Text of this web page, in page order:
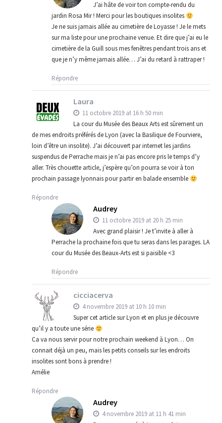
J’ai hâte de voir ton compte-rendu du
jardin Rosa Mir ! Merci pour les boutiques insolites
Je ne suis jamais allée au cimetière de Loyasse ! Je le mets
sur ma liste pour une prochaine venue. Et dire que j’ai eu le
cimetière de la Guill sous mes fenêtres pendant trois ans et
que je n’y même jamais allée… J’ai du retard à rattraper !
Répondre
Laura
11 octobre 2019 at 16 h 50 min
La cour du Musée des Beaux Arts est sûrement un
de mes endroits préférés de Lyon (avec la Basilique de Fourviere,
loin d’être un insolite). J’ai découvert par internet les jardins
suspendus de Perrache mais je n’ai pas encore pris le temps d’y
aller. Très chouette article, j’espère qu’on pourra se voir à ton
prochain passage lyonnais pour partir en balade ensemble
Répondre
Audrey
11 octobre 2019 at 20 h 25 min
Avec grand plaisir ! Je t’invite à aller à
Perrache la prochaine fois que tu seras dans les parages. LA
cour du Musée des Beaux-Arts est si paisible <3
Répondre
cicciacerva
4 novembre 2019 at 10 h 10 min
Super cet article sur Lyon et en plus je découvre
qu’il y a toute une série
Ca va nous servir pour notre prochain weekend à Lyon… On
connait déjà un peu, mais les petits conseils sur les endroits
insolites sont bons à prendre !
Amélie
Répondre
Audrey
4 novembre 2019 at 11 h 41 min